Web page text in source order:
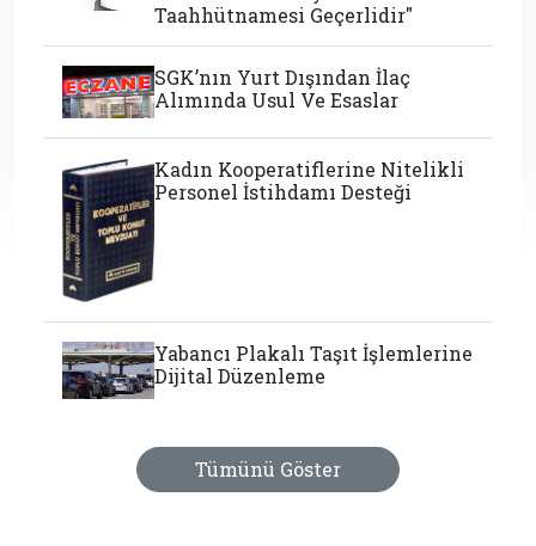
Taahhütnamesi Geçerlidir"
SGK’nın Yurt Dışından İlaç
Alımında Usul Ve Esaslar
Kadın Kooperatiflerine Nitelikli
Personel İstihdamı Desteği
Yabancı Plakalı Taşıt İşlemlerine
Dijital Düzenleme
Tümünü Göster